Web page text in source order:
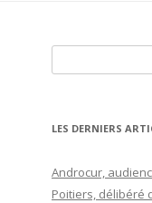
LES DERNIERS
Androcur,
Poitiers, délibéré